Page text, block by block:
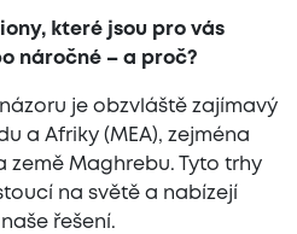
které jsou pro vás
náročné – a proč?
je obzvláště zajímavý
a Afriky (MEA), zejména
země Maghrebu. Tyto trhy
na světě a nabízejí
řešení.